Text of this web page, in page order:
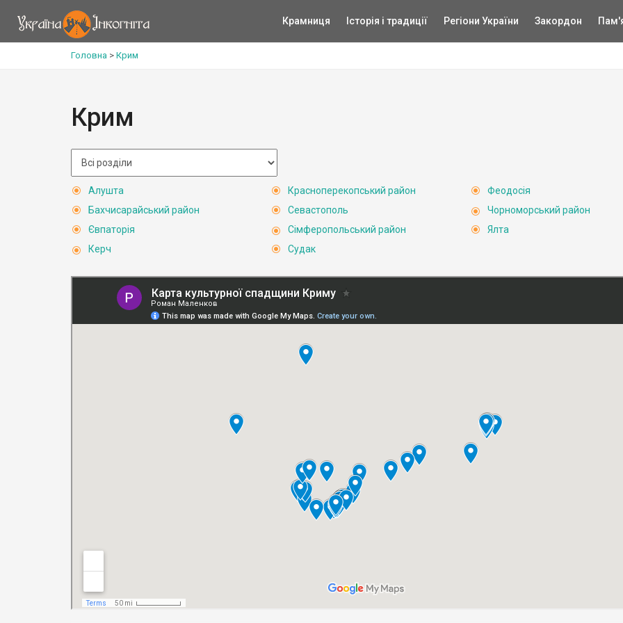
Крамниця Історія і традиції Регіони України Закордон
Головна > Крим
Крим
Алушта
Бахчисарайський район
Євпаторія
Керч
Красноперекопський район
Севастополь
Сімферопольський район
Судак
Феодосія
Чорноморський район
Ялта